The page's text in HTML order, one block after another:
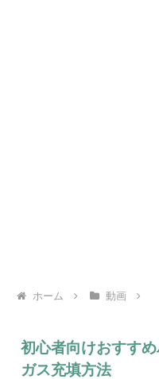
ホーム 動画
初心者向けおすす
ガス充填方法